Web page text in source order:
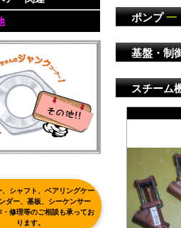
シャフト、ベアリングケー
ダー、基板、シーケンサー
・修理等のご相談も承ってお
ります。
ポンプ
基盤・制
スチーム